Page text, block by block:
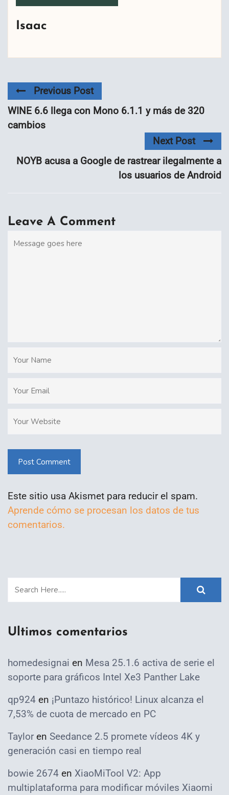
Isaac
Previous Post
WINE 6.6 llega con Mono 6.1.1 y más de 320
cambios
Next Post
NOYB acusa a Google de rastrear ilegalmente a
los usuarios de Android
Leave A Comment
Post Comment
Este sitio usa Akismet para reducir el spam.
Aprende cómo se procesan los datos de tus
comentarios.
Ultimos comentarios
homedesignai en Mesa 25.1.6 activa de serie el
soporte para gráficos Intel Xe3 Panther Lake
qp924 en ¡Puntazo histórico! Linux alcanza el
7,53% de cuota de mercado en PC
Taylor en Seedance 2.5 promete vídeos 4K y
generación casi en tiempo real
bowie 2674 en XiaoMiTool V2: App
multiplataforma para modificar móviles Xiaomi